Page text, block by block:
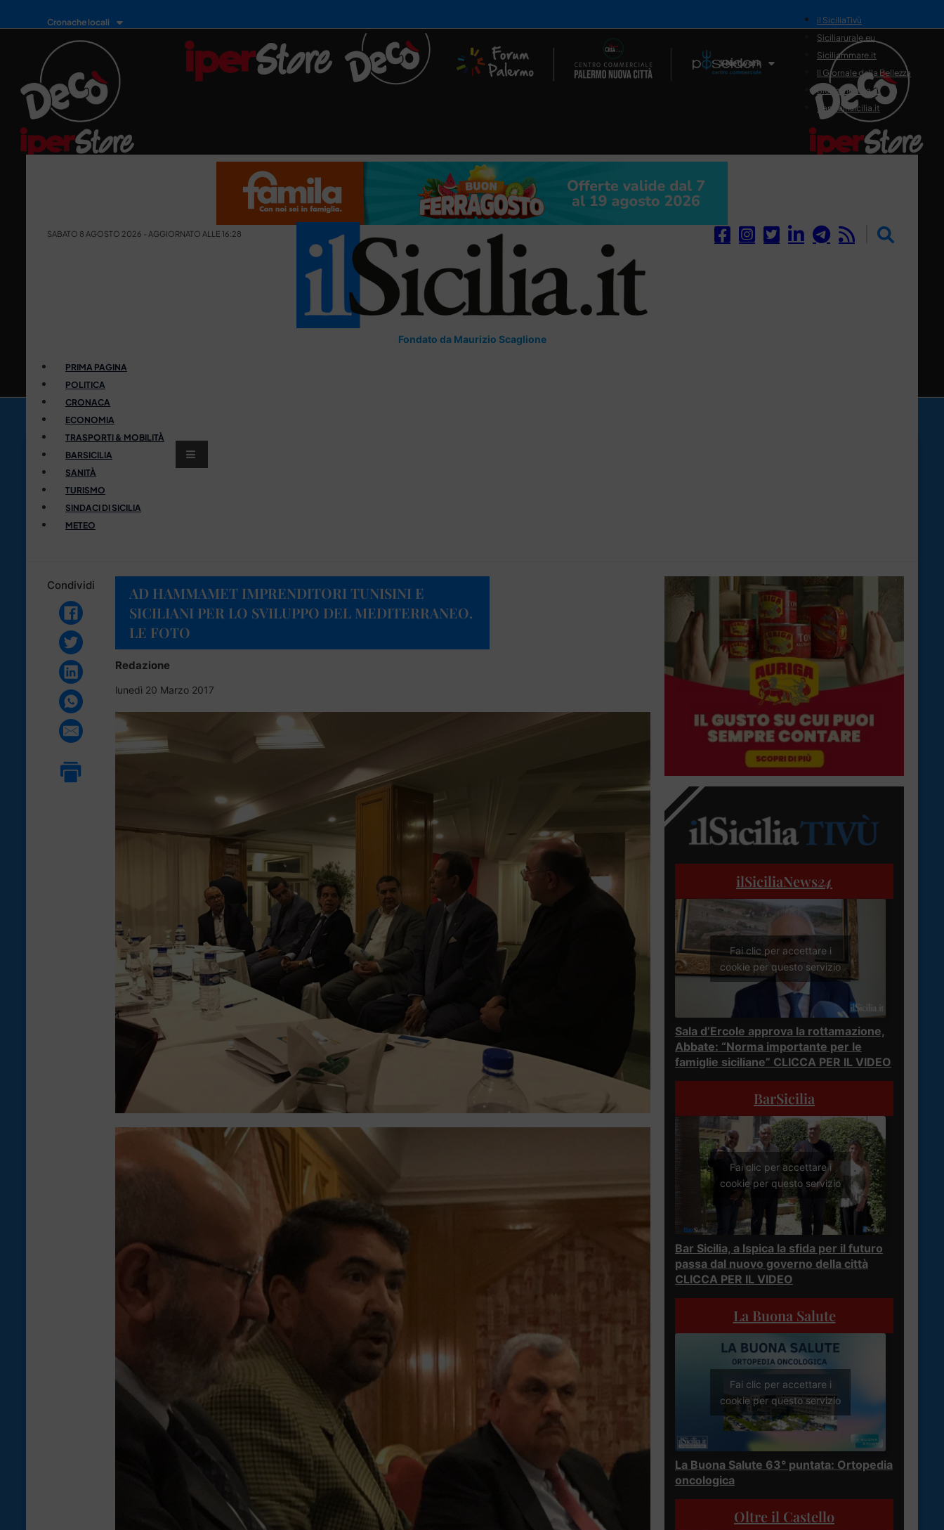
Cronache locali
Il Network
il SiciliaTivù
Siciliarurale.eu
Siciliammare.it
Il Giornale della Bellezza
Siciliamedica.it
Sanitainsicilia.it
SABATO 8 AGOSTO 2026 - AGGIORNATO ALLE 16:28
Fondato da Maurizio Scaglione
PRIMA PAGINA
POLITICA
CRONACA
ECONOMIA
TRASPORTI & MOBILITÀ
BARSICILIA
SANITÀ
TURISMO
SINDACI DI SICILIA
METEO
Condividi
AD HAMMAMET IMPRENDITORI TUNISINI E
SICILIANI PER LO SVILUPPO DEL MEDITERRANEO.
LE FOTO
Redazione
lunedì 20 Marzo 2017
ilSiciliaNews24
Fai clic per accettare i
cookie per questo servizio
Sala d’Ercole approva la rottamazione,
Abbate: “Norma importante per le
famiglie siciliane” CLICCA PER IL VIDEO
BarSicilia
Fai clic per accettare i
cookie per questo servizio
Bar Sicilia, a Ispica la sfida per il futuro
passa dal nuovo governo della città
CLICCA PER IL VIDEO
La Buona Salute
Fai clic per accettare i
cookie per questo servizio
La Buona Salute 63° puntata: Ortopedia
oncologica
Oltre il Castello